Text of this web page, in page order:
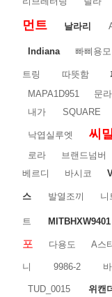
먼트
날라리
Indiana 빠삐용
트링 따뜻함
MAPA1D951 문
내가
SQUARE
낙엽실루엣 씨
로라
브랜드넘버
베르디
바시코
스 발열조끼 니
트 MITBHXW9401
포
다용도 A스
니 9986-2
TUD_0015 위캔